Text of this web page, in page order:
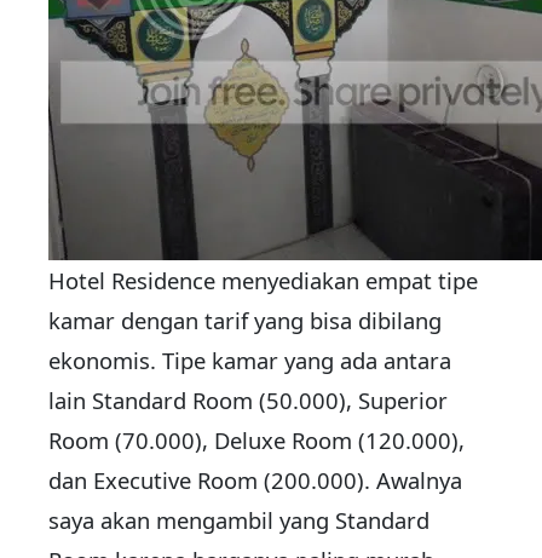
Hotel Residence menyediakan empat tipe
kamar dengan tarif yang bisa dibilang
ekonomis. Tipe kamar yang ada antara
lain Standard Room (50.000), Superior
Room (70.000), Deluxe Room (120.000),
dan Executive Room (200.000). Awalnya
saya akan mengambil yang Standard